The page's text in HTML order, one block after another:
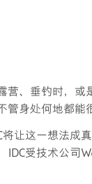
营、垂钓时，
管身处何地都能
将让这一想法成
IDC受技术公司